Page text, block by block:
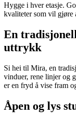
Hygge i hver etasje.
kvaliteter som vil gjøre
En
uttrykk
Si hei til Mira, en
vinduer, rene linjer og
er en fryd å vise fram
Åpen og lys